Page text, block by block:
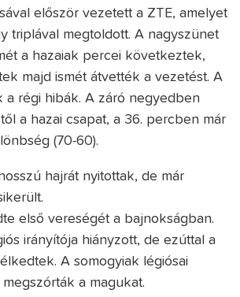
először vezetett a ZTE, amelyet
triplával megtoldott. A nagyszünet
a hazaiak percei következtek,
majd ismét átvették a vezetést. A
a régi hibák. A záró negyedben
a hazai csapat, a 36. percben már
(70-60).
hajrát nyitottak, de már
első vereségét a bajnokságban.
irányítója hiányzott, de ezúttal a
A somogyiak légiósai
a magukat.